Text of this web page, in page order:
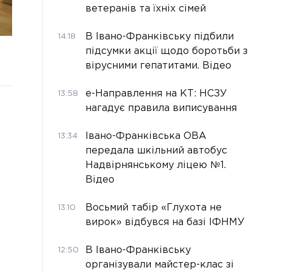
ветеранів та їхніх сімей
14:18
В Івано-Франківську підбили
підсумки акції щодо боротьби з
вірусними гепатитами. Відео
13:58
е-Направлення на КТ: НСЗУ
нагадує правила виписування
13:34
Івано-Франківська ОВА
передала шкільний автобус
Надвірнянському ліцею №1.
Відео
13:10
Восьмий табір «Глухота не
вирок» відбувся на базі ІФНМУ
12:50
В Івано-Франківську
організували майстер-клас зі